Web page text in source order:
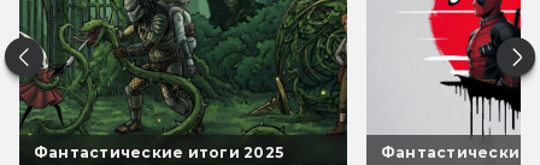
Фантастические итоги 2025 Фантастические